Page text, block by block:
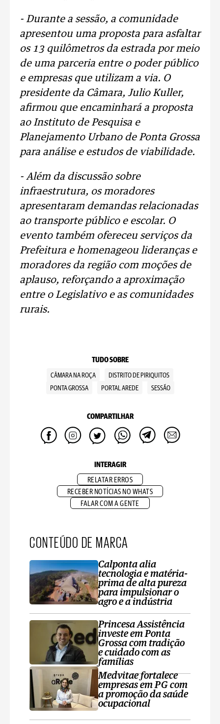
- Durante a sessão, a comunidade
apresentou uma proposta para asfaltar
os 13 quilômetros da estrada por meio
de uma parceria entre o poder público
e empresas que utilizam a via. O
presidente da Câmara, Julio Kuller,
afirmou que encaminhará a proposta
ao Instituto de Pesquisa e
Planejamento Urbano de Ponta Grossa
para análise e estudos de viabilidade.
- Além da discussão sobre
infraestrutura, os moradores
apresentaram demandas relacionadas
ao transporte público e escolar. O
evento também ofereceu serviços da
Prefeitura e homenageou lideranças e
moradores da região com moções de
aplauso, reforçando a aproximação
entre o Legislativo e as comunidades
rurais.
TUDO SOBRE
CÂMARA NA ROÇA
DISTRITO DE PIRIQUITOS
PONTA GROSSA
PORTAL AREDE SESSÃO
COMPARTILHAR
INTERAGIR
RELATAR ERROS
RECEBER NOTÍCIAS NO WHATS
FALAR COM A GENTE
CONTEÚDO DE MARCA
Calponta alia
tecnologia e matéria-
prima de alta pureza
para impulsionar o
agro e a indústria
Princesa Assistência
investe em Ponta
Grossa com tradição
e cuidado com as
famílias
Medvitae fortalece
empresas em PG com
a promoção da saúde
ocupacional